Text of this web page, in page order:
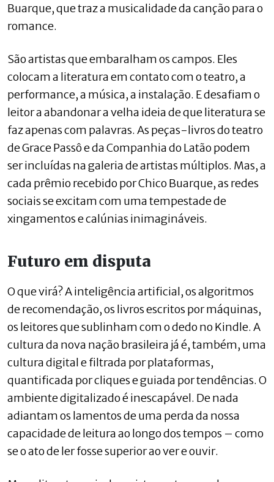
Buarque, que traz a musicalidade da canção para o
romance.
São artistas que embaralham os campos. Eles
colocam a literatura em contato com o teatro, a
performance, a música, a instalação. E desafiam o
leitor a abandonar a velha ideia de que literatura se
faz apenas com palavras. As peças-livros do teatro
de Grace Passô e da Companhia do Latão podem
ser incluídas na galeria de artistas múltiplos. Mas, a
cada prêmio recebido por Chico Buarque, as redes
sociais se excitam com uma tempestade de
xingamentos e calúnias inimagináveis.
Futuro em disputa
O que virá? A inteligência artificial, os algoritmos
de recomendação, os livros escritos por máquinas,
os leitores que sublinham com o dedo no Kindle. A
cultura da nova nação brasileira já é, também, uma
cultura digital e filtrada por plataformas,
quantificada por cliques e guiada por tendências. O
ambiente digitalizado é inescapável. De nada
adiantam os lamentos de uma perda da nossa
capacidade de leitura ao longo dos tempos – como
se o ato de ler fosse superior ao ver e ouvir.